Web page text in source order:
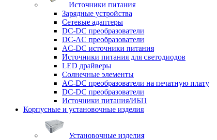
Источники питания
Зарядные устройства
Сетевые адаптеры
DC-DC преобразователи
DC-AC преобразователи
AC-DC источники питания
Источники питания для светодиодов
LED драйверы
Солнечные элементы
AC-DC преобразователи на печатную плату
DC-DC преобразователи
Источники питания/ИБП
Корпусные и установочные изделия
Установочные изделия